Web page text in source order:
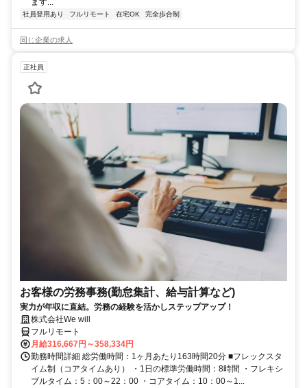
社員登用あり フルリモート 在宅OK 完全歩合制
同じ企業の求人
正社員
お客様の労務事務(勤怠集計、給与計算など)
実力が年収に直結。労務の経験を活かしステップアップ！
株式会社We will
フルリモート
月給316,667円～358,334円
勤務時間詳細 総労働時間：1ヶ月あたり163時間20分 ■フレックスタ
イム制（コアタイムあり） ・1日の標準労働時間：8時間 ・フレキシ
ブルタイム：5：00～22：00 ・コアタイム：10：00～1...